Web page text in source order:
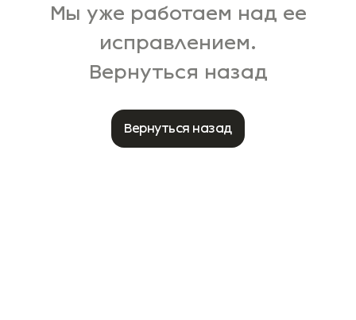
Мы уже работаем над ее
исправлением.
Вернуться назад
Вернуться назад